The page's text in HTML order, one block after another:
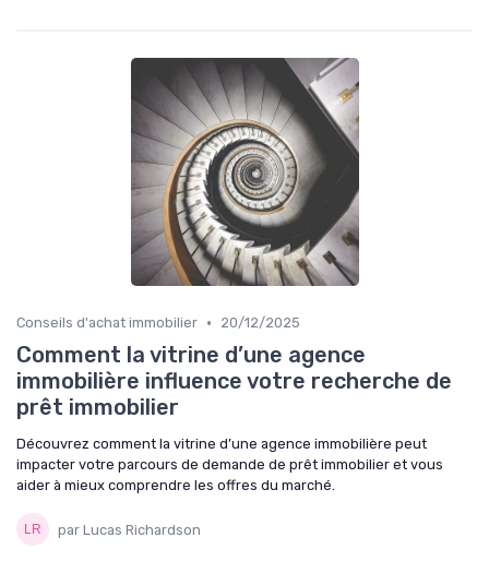
Conseils d'achat immobilier • 20/12/2025
Comment la vitrine d’une agence
immobilière influence votre recherche de
prêt immobilier
Découvrez comment la vitrine d’une agence immobilière peut
impacter votre parcours de demande de prêt immobilier et vous
aider à mieux comprendre les offres du marché.
par Lucas Richardson